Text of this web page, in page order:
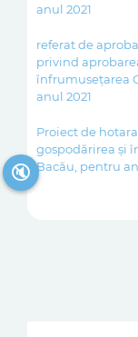
anul 2021
referat de
privind
înfrumusețarea
anul 2021
Proiect de
gospodărirea și
Bacău, pentru
🔇